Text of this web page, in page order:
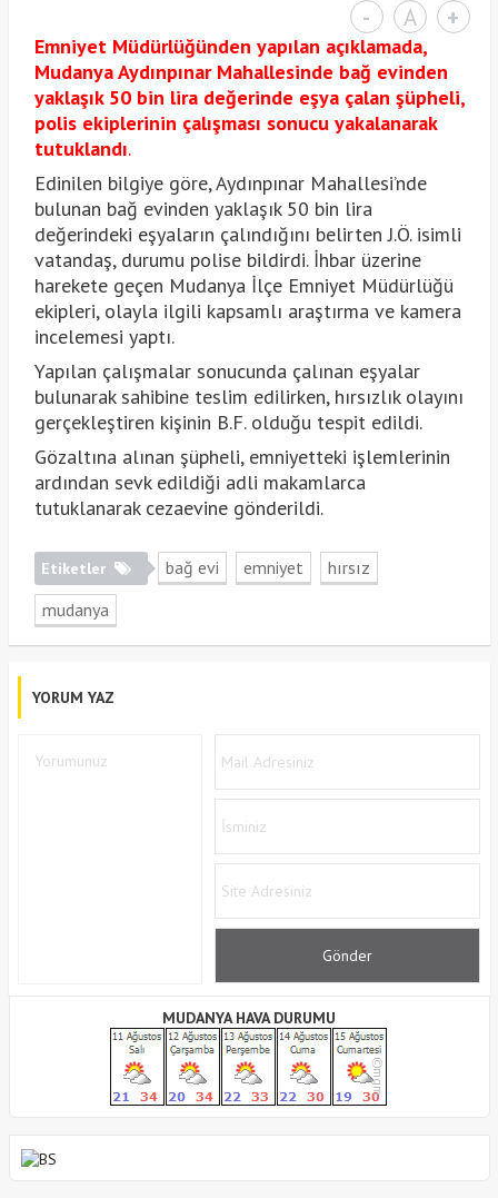
- A +
Emniyet Müdürlüğünden yapılan açıklamada,
Mudanya Aydınpınar Mahallesinde bağ evinden
yaklaşık 50 bin lira değerinde eşya çalan şüpheli,
polis ekiplerinin çalışması sonucu yakalanarak
tutuklandı.
Edinilen bilgiye göre, Aydınpınar Mahallesi’nde
bulunan bağ evinden yaklaşık 50 bin lira
değerindeki eşyaların çalındığını belirten J.Ö. isimli
vatandaş, durumu polise bildirdi. İhbar üzerine
harekete geçen Mudanya İlçe Emniyet Müdürlüğü
ekipleri, olayla ilgili kapsamlı araştırma ve kamera
incelemesi yaptı.
Yapılan çalışmalar sonucunda çalınan eşyalar
bulunarak sahibine teslim edilirken, hırsızlık olayını
gerçekleştiren kişinin B.F. olduğu tespit edildi.
Gözaltına alınan şüpheli, emniyetteki işlemlerinin
ardından sevk edildiği adli makamlarca
tutuklanarak cezaevine gönderildi.
Etiketler bağ evi emniyet
hırsız
mudanya
YORUM YAZ
MUDANYA HAVA DURUMU